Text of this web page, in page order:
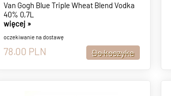
Van Gogh Blue Triple Wheat Blend Vodka
40% 0,7L
więcej »
oczekiwanie na dostawę
78.00 PLN